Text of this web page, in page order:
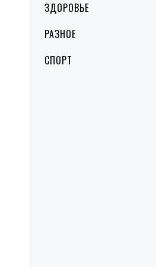
ЗДОРОВЬЕ
РАЗНОЕ
СПОРТ